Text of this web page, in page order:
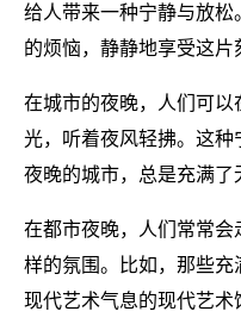
给人带来一种宁静与放
的烦恼，静静地享受这片
在城市的夜晚，人们可
光，听着夜风轻拂。这种
夜晚的城市，总是充满
在都市夜晚，人们常常会
样的氛围。比如，那些
现代艺术气息的现代艺